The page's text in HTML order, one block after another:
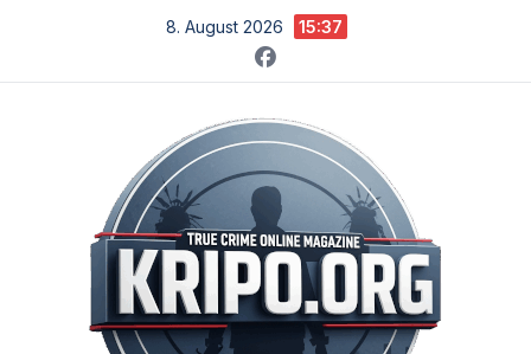
springen
8. August 2026 15:37